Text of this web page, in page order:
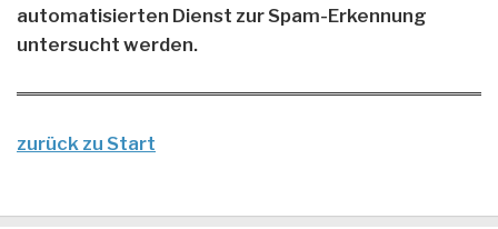
automatisierten Dienst zur Spam-Erkennung
untersucht werden.
zurück zu Start